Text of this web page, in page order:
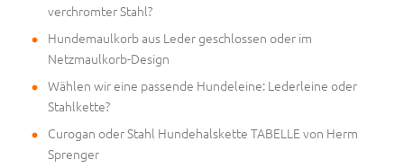
verchromter Stahl?
Hundemaulkorb aus Leder geschlossen oder im
Netzmaulkorb-Design
Wählen wir eine passende Hundeleine: Lederleine oder
Stahlkette?
Curogan oder Stahl Hundehalskette TABELLE von Herm
Sprenger